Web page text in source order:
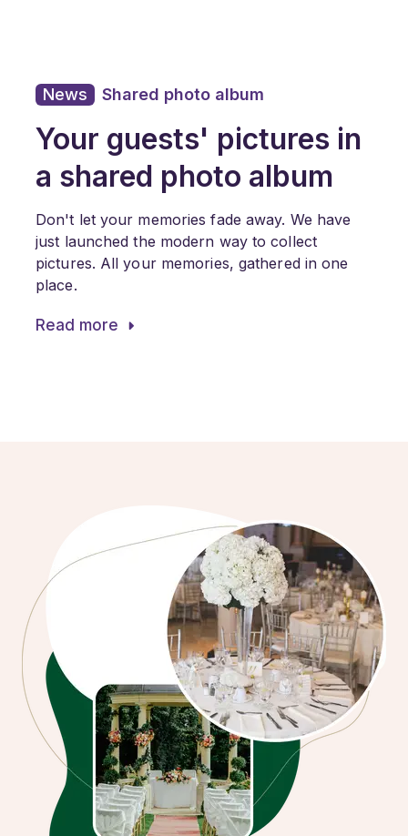
News Shared photo album
Your guests' pictures in
a shared photo album
Don't let your memories fade away. We have
just launched the modern way to collect
pictures. All your memories, gathered in one
place.
Read more